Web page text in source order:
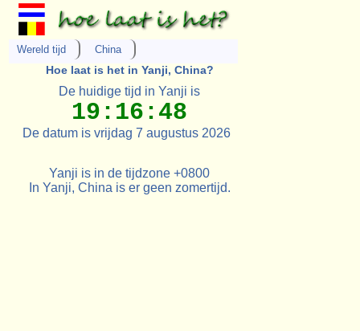
Wereld tijd China
Hoe laat is het in Yanji, China?
De huidige tijd in Yanji is
19:16:48
De datum is vrijdag 7 augustus 2026
Yanji is in de tijdzone +0800
In Yanji, China is er geen zomertijd.